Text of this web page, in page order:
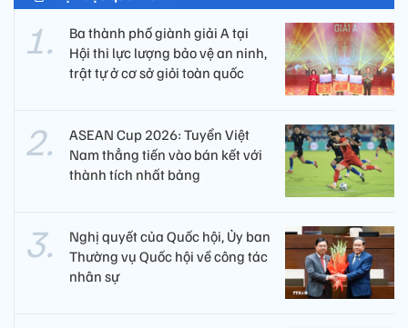
Ba thành phố giành giải A tại
Hội thi lực lượng bảo vệ an ninh,
trật tự ở cơ sở giỏi toàn quốc
ASEAN Cup 2026: Tuyển Việt
Nam thẳng tiến vào bán kết với
thành tích nhất bảng
Nghị quyết của Quốc hội, Ủy ban
Thường vụ Quốc hội về công tác
nhân sự